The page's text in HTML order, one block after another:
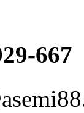
667